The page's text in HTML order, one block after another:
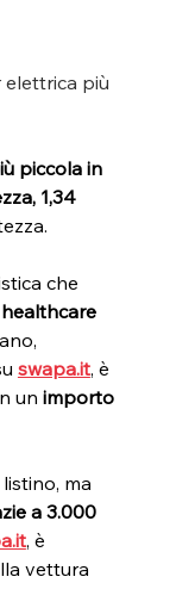
elettrica più
piccola in
1,34
che
swapa.it, è
un importo
ma
a 3.000
, è
vettura